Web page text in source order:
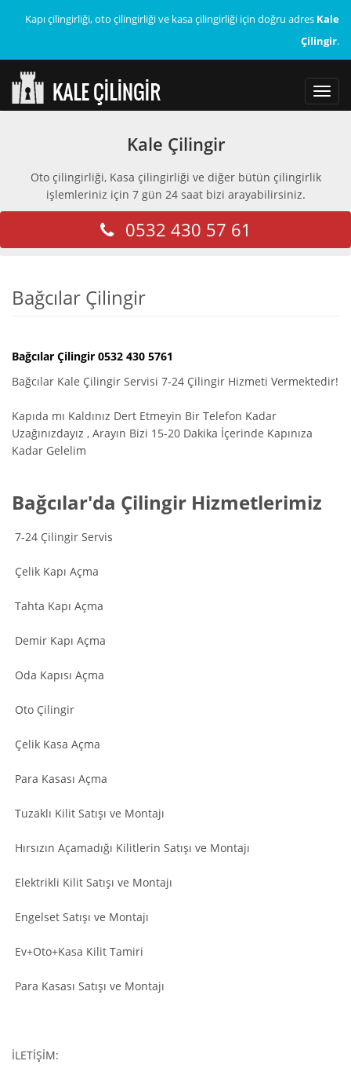
Kapı çilingirliği, oto çilingirliği ve kasa çilingirliği için doğru adres Kale
Çilingir.
Kale Çilingir
Oto çilingirliği, Kasa çilingirliği ve diğer bütün çilingirlik
işlemleriniz için 7 gün 24 saat bizi arayabilirsiniz.
0532 430 57 61
Bağcılar Çilingir
Bağcılar Çilingir 0532 430 5761
Bağcılar Kale Çilingir Servisi 7-24 Çilingir Hizmeti Vermektedir!
Kapıda mı Kaldınız Dert Etmeyin Bir Telefon Kadar
Uzağınızdayız , Arayın Bizi 15-20 Dakika İçerinde Kapınıza
Kadar Gelelim
Bağcılar'da Çilingir Hizmetlerimiz
7-24 Çilingir Servis
Çelik Kapı Açma
Tahta Kapı Açma
Demir Kapı Açma
Oda Kapısı Açma
Oto Çilingir
Çelik Kasa Açma
Para Kasası Açma
Tuzaklı Kilit Satışı ve Montajı
Hırsızın Açamadığı Kilitlerin Satışı ve Montajı
Elektrikli Kilit Satışı ve Montajı
Engelset Satışı ve Montajı
Ev+Oto+Kasa Kilit Tamiri
Para Kasası Satışı ve Montajı
İLETİŞİM: